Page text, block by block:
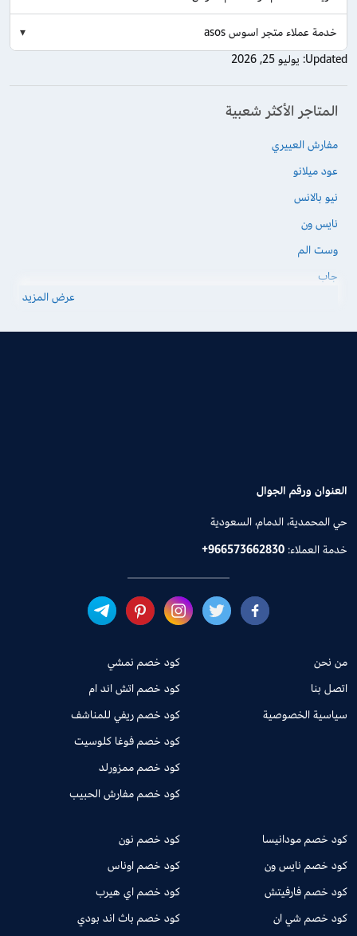
خدمة عملاء متجر اسوس asos
Updated: يوليو 25, 2026
المتاجر الأكثر شعبية
مفارش العييري
عود ميلانو
نيو بالانس
نايس ون
وست الم
جاب
عرض المزيد
العنوان ورقم الجوال
حي المحمدية، الدمام، السعودية
خدمة العملاء:+966573662830
من نحن
اتصل بنا
سياسية الخصوصية
كود خصم نمشي
كود خصم اتش اند ام
كود خصم ريفي للمناشف
كود خصم فوغا كلوسيت
كود خصم ممزورلد
كود خصم مفارش الحبيب
كود خصم مودانيسا
كود خصم نايس ون
كود خصم فارفيتش
كود خصم شي ان
كود خصم نون
كود خصم اوناس
كود خصم اي هيرب
كود خصم باث اند بودي